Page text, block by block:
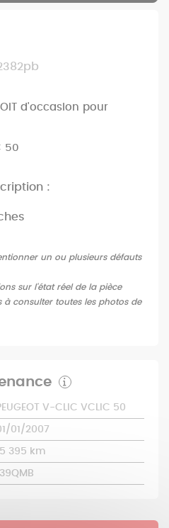
d'occasion pour
50
:
un ou plusieurs défauts
sur l'état réel de la pièce
à consulter toutes les photos de
V-CLIC VCLIC 50
01/2007
395 km